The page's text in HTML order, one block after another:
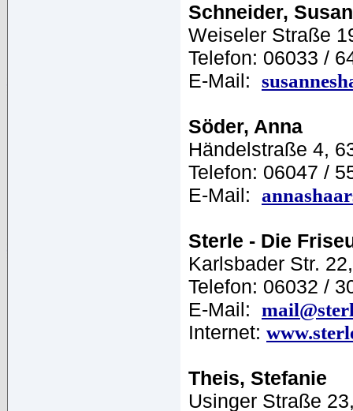
Schneider,
Weiseler Straße
Telefon: 06033 /
E-Mail:
Söder, Anna
Händelstraße 4,
Telefon: 06047 /
E-Mail:
Sterle - Die
Karlsbader Str.
Telefon: 06032 /
E-Mail:
Internet:
Theis, Stefanie
Usinger Straße